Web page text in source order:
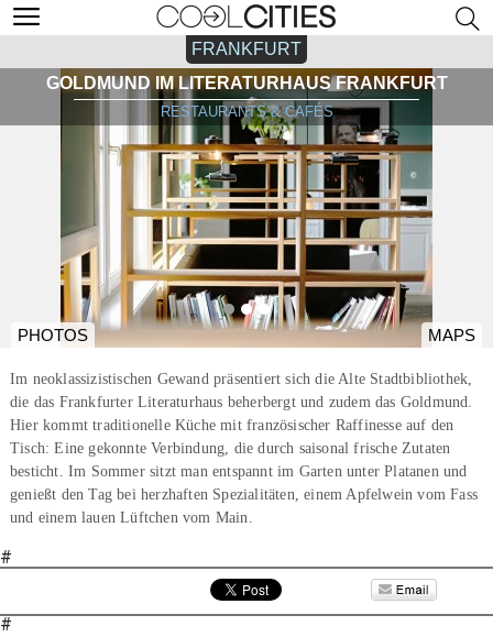
FRANKFURT
GOLDMUND IM LITERATURHAUS FRANKFURT
RESTAURANTS & CAFÉS
PHOTOS MAPS
Im neoklassizistischen Gewand präsentiert sich die Alte Stadtbibliothek,
die das Frankfurter Literaturhaus beherbergt und zudem das Goldmund.
Hier kommt traditionelle Küche mit französischer Raffinesse auf den
Tisch: Eine gekonnte Verbindung, die durch saisonal frische Zutaten
besticht. Im Sommer sitzt man entspannt im Garten unter Platanen und
genießt den Tag bei herzhaften Spezialitäten, einem Apfelwein vom Fass
und einem lauen Lüftchen vom Main.
#
#